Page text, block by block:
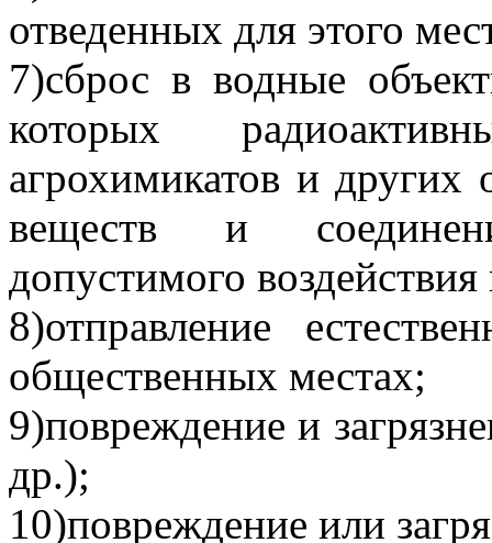
отведенных для этого
7)сброс в водные
которых
агрохимикатов и других
веществ и
допустимого
8)отправление
общественных местах;
9)повреждение и
др.);
10)повреждение или